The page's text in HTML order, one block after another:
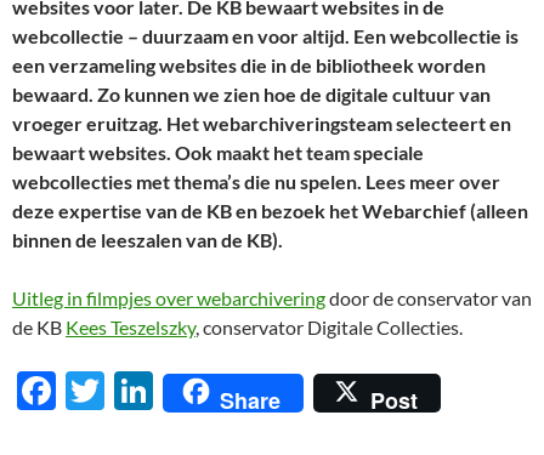
websites voor later. De KB bewaart websites in de
webcollectie – duurzaam en voor altijd. Een webcollectie is
een verzameling websites die in de bibliotheek worden
bewaard. Zo kunnen we zien hoe de digitale cultuur van
vroeger eruitzag. Het webarchiveringsteam selecteert en
bewaart websites. Ook maakt het team speciale
webcollecties met thema’s die nu spelen. Lees meer over
deze expertise van de KB en bezoek het Webarchief (alleen
binnen de leeszalen van de KB).
Uitleg in filmpjes over webarchiveringdoor de conservator van
de KB Kees Teszelszky, conservator Digitale Collecties.
F
T
Li
n
Share Post